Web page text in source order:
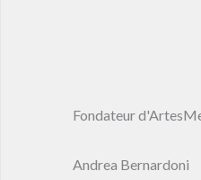
Fondateur
Andrea Bernardoni